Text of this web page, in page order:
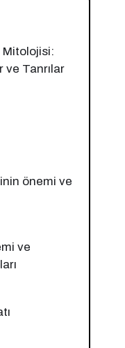
Mitolojisi:
ve Tanrılar
önemi ve
ve